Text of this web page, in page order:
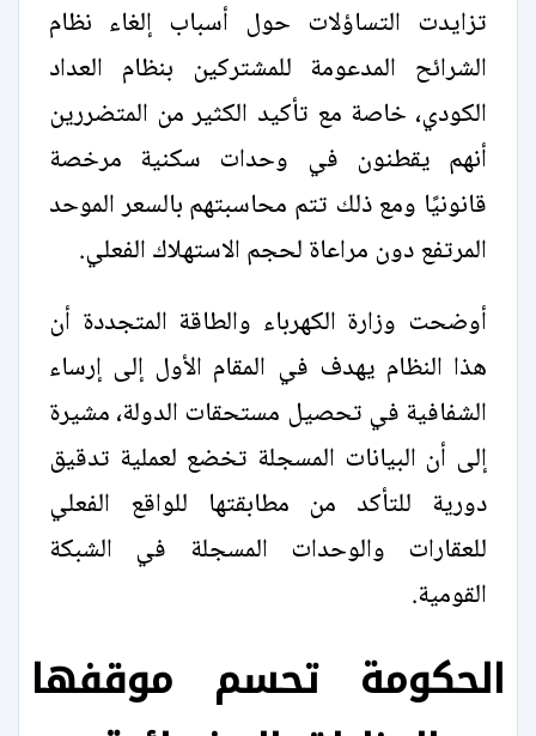
تزايدت التساؤلات حول أسباب إلغاء نظام
الشرائح المدعومة للمشتركين بنظام العداد
الكودي، خاصة مع تأكيد الكثير من المتضررين
أنهم يقطنون في وحدات سكنية مرخصة
قانونيًا ومع ذلك تتم محاسبتهم بالسعر الموحد
المرتفع دون مراعاة لحجم الاستهلاك الفعلي.
أوضحت وزارة الكهرباء والطاقة المتجددة أن
هذا النظام يهدف في المقام الأول إلى إرساء
الشفافية في تحصيل مستحقات الدولة، مشيرة
إلى أن البيانات المسجلة تخضع لعملية تدقيق
دورية للتأكد من مطابقتها للواقع الفعلي
للعقارات والوحدات المسجلة في الشبكة
القومية.
الحكومة تحسم موقفها